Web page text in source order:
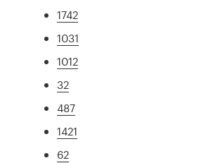
1742
1031
1012
32
487
1421
62